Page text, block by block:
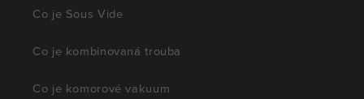
Co je Sous Vide
Co je kombinovaná trouba
Co je komorové vakuum